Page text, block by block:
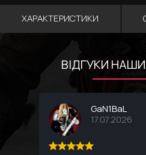
ХАРАКТЕРИСТИКИ
ВІДГУКИ
GaN1BaL
17.07.2026